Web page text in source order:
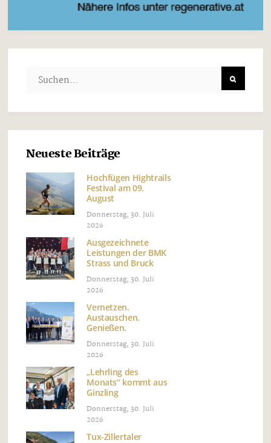
Neueste Beiträge
Hochfügen Hightrails
Festival am 09.
August
Donnerstag, 30. Juli
2026
Ausgezeichnete
Leistungen der BMK
Strass und Bruck
Donnerstag, 30. Juli
2026
Vernetzen.
Austauschen.
Genießen.
Donnerstag, 30. Juli
2026
„Lehrling des
Monats“ kommt aus
Ginzling
Donnerstag, 30. Juli
2026
Tux-Zillertaler